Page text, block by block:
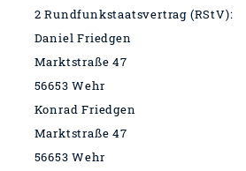
2 Rundfunkstaatsvertrag (RStV):
Daniel Friedgen
Marktstraße 47
56653 Wehr
Konrad Friedgen
Marktstraße 47
56653 Wehr